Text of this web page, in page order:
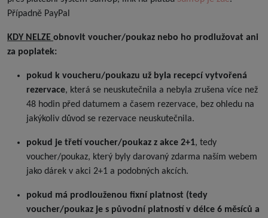
Případně PayPal
KDY NELZE obnovit voucher/poukaz nebo ho prodlužovat ani
za poplatek:
pokud k voucheru/poukazu už byla recepcí vytvořená
rezervace, která se neuskutečnila a nebyla zrušena více než
48 hodin před datumem a časem rezervace, bez ohledu na
jakýkoliv důvod se rezervace neuskutečnila.
pokud je třetí voucher/poukaz z akce 2+1, tedy
voucher/poukaz, který byly darovaný zdarma naším webem
jako dárek v akci 2+1 a podobných akcích.
pokud má prodlouženou fixní platnost (tedy
voucher/poukaz je s původní platností v délce 6 měsíců a